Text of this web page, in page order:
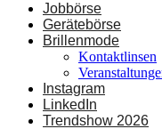
Jobbörse
Gerätebörse
Brillenmode
Kontaktlinsen
Instagram
LinkedIn
Trendshow 2026